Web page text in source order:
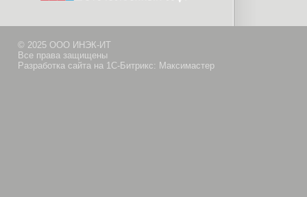
© 2025 ООО ИНЭК-ИТ
Все права защищены
Разработка сайта на 1С-Битрикс: Максимастер